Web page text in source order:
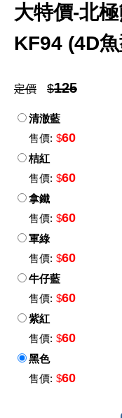
大特價-北
KF94 (4D
定價 $125
清澈藍
售價: $60
桔紅
售價: $60
拿鐵
售價: $60
軍綠
售價: $60
牛仔藍
售價: $60
紫紅
售價: $60
黑色
售價: $60